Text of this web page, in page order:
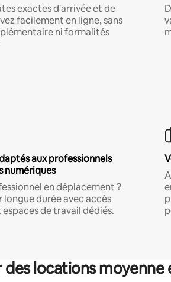
exactes d'arrivée et de
facilement en ligne, sans
ni formalités
aux professionnels
numériques
en déplacement ?
longue durée avec accès
de travail dédiés.
locations